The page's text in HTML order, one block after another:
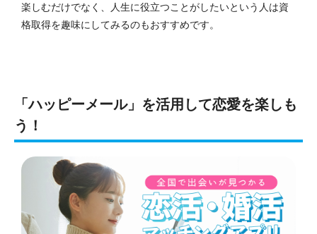
楽しむだけでなく、人生に役立つことがしたいという人は資
格取得を趣味にしてみるのもおすすめです。
「ハッピーメール」を活用して恋愛を楽しも
う！